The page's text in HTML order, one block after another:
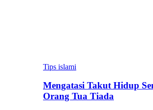
Tips islami
Mengatasi Takut Hidup
Orang Tua Tiada